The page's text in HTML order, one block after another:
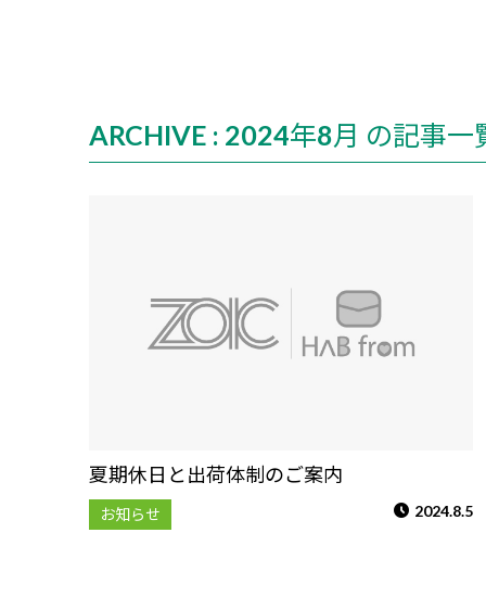
ARCHIVE : 2024年8月 の記事一
夏期休日と出荷体制のご案内
お知らせ 2024.8.5